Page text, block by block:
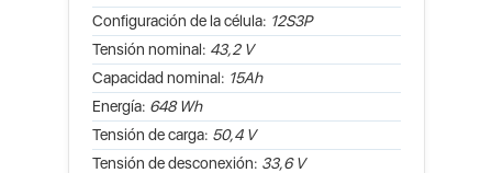
Configuración de la célula: 12S3P
Tensión nominal: 43,2 V
Capacidad nominal: 15Ah
Energía: 648 Wh
Tensión de carga: 50,4 V
Tensión de desconexión: 33,6 V